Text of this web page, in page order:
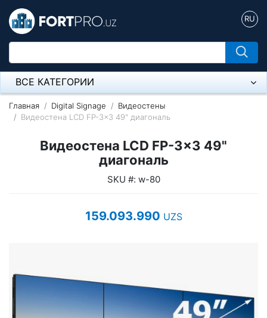
RU
ВСЕ КАТЕГОРИИ
Микрофон
Оборудование Mikrotik
Стереосистемы
Серверное оборудование
Главная Digital Signage
Видеостены
Видеостена LCD FP-3x3 49" диагональ
Видеостена LCD FP-3x3 49"
диагональ
SKU #: w-80
159.093.990 UZS